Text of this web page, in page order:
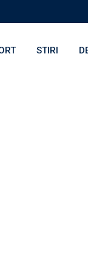
STIRI